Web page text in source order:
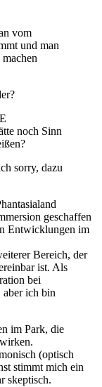
vom
und man
noch Sinn
sorry, dazu
geschaffen
Entwicklungen im
Bereich, der
ist. Als
bei
aber ich bin
im Park, die
(optisch
stimmt mich ein
skeptisch.